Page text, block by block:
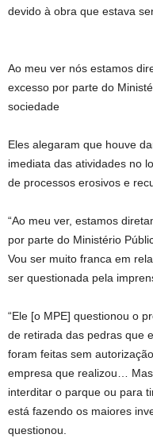
devido à obra que estava
Ao meu ver nós estamos
excesso por parte do
sociedade
Eles alegaram que houve
imediata das atividades no
de processos erosivos e
“Ao meu ver, estamos
por parte do Ministério
Vou ser muito franca em
ser questionada pela
“Ele [o MPE] questionou o
de retirada das pedras que
foram feitas sem
empresa que realizou…
interditar o parque ou para
está fazendo os maiores
questionou.